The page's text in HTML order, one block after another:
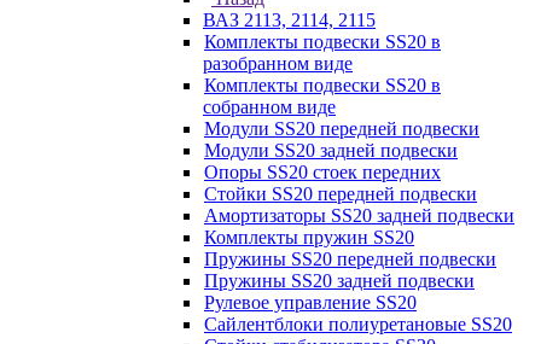
ВАЗ 2113, 2114, 2115
Комплекты подвески SS20 в
разобранном виде
Комплекты подвески SS20 в
собранном виде
Модули SS20 передней подвески
Модули SS20 задней подвески
Опоры SS20 стоек передних
Стойки SS20 передней подвески
Амортизаторы SS20 задней подвески
Комплекты пружин SS20
Пружины SS20 передней подвески
Пружины SS20 задней подвески
Рулевое управление SS20
Сайлентблоки полиуретановые SS20